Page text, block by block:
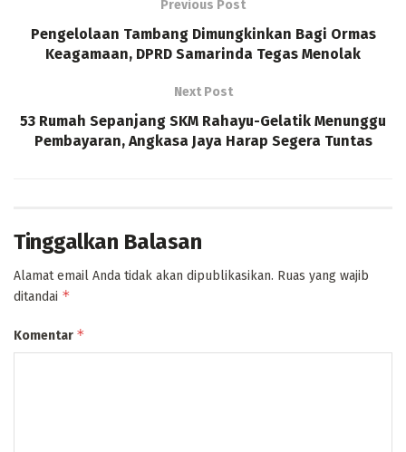
Previous Post
Pengelolaan Tambang Dimungkinkan Bagi Ormas
Keagamaan, DPRD Samarinda Tegas Menolak
Next Post
53 Rumah Sepanjang SKM Rahayu-Gelatik Menunggu
Pembayaran, Angkasa Jaya Harap Segera Tuntas
Tinggalkan Balasan
Alamat email Anda tidak akan dipublikasikan. Ruas yang wajib
ditandai *
Komentar *